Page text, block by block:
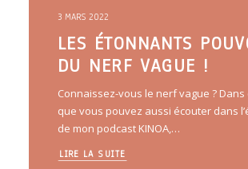
3 MARS 2022
LES ÉTONNANTS
DU NERF VAGUE !
Connaissez-vous le nerf vague ? Dans
que vous pouvez aussi écouter dans
de mon podcast KINOA,…
LIRE LA SUITE